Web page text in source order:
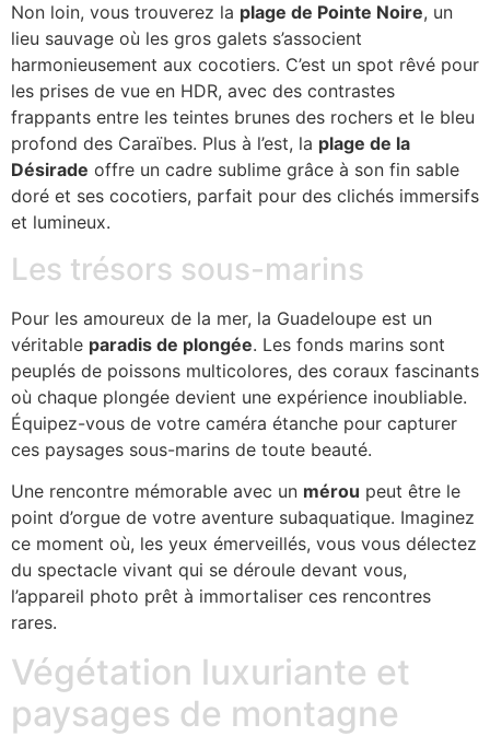
Non loin, vous trouverez la plage de Pointe Noire, un
lieu sauvage où les gros galets s’associent
harmonieusement aux cocotiers. C’est un spot rêvé pour
les prises de vue en HDR, avec des contrastes
frappants entre les teintes brunes des rochers et le bleu
profond des Caraïbes. Plus à l’est, la plage de la
Désirade offre un cadre sublime grâce à son fin sable
doré et ses cocotiers, parfait pour des clichés immersifs
et lumineux.
Les trésors sous-marins
Pour les amoureux de la mer, la Guadeloupe est un
véritable paradis de plongée. Les fonds marins sont
peuplés de poissons multicolores, des coraux fascinants
où chaque plongée devient une expérience inoubliable.
Équipez-vous de votre caméra étanche pour capturer
ces paysages sous-marins de toute beauté.
Une rencontre mémorable avec un mérou peut être le
point d’orgue de votre aventure subaquatique. Imaginez
ce moment où, les yeux émerveillés, vous vous délectez
du spectacle vivant qui se déroule devant vous,
l’appareil photo prêt à immortaliser ces rencontres
rares.
Végétation luxuriante et
paysages de montagne